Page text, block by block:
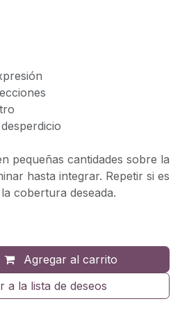
pequeñas cantidades sobre la
hasta integrar. Repetir si es
cobertura deseada.
Agregar al carrito
a la lista de deseos